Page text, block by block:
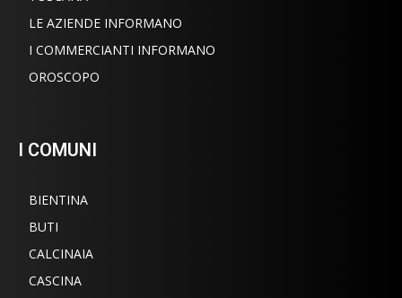
LE AZIENDE INFORMANO
I COMMERCIANTI INFORMANO
OROSCOPO
I COMUNI
BIENTINA
BUTI
CALCINAIA
CASCINA